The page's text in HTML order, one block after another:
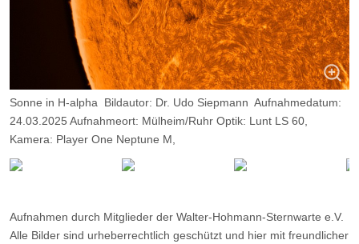
Sonne in H-alpha Bildautor: Dr. Udo Siepmann Aufnahmedatum:
24.03.2025 Aufnahmeort: Mülheim/Ruhr Optik: Lunt LS 60,
Kamera: Player One Neptune M,
Belichtung: 2000 Frames, davon 10%.
Aufnahmen durch Mitglieder der Walter-Hohmann-Sternwarte e.V.
Alle Bilder sind urheberrechtlich geschützt und hier mit freundlicher